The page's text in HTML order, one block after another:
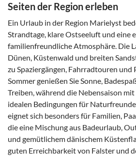
Seiten der Region erleben
Ein Urlaub in der Region Marielyst
Strandtage, klare Ostseeluft und eine
familienfreundliche Atmosphäre. Die
Dünen, Küstenwald und breiten
zu Spaziergängen, Fahrradtouren und
Sommer genießen Sie Sonne,
Treiben, während die Nebensaison
idealen Bedingungen für
eignet sich besonders für Familien,
die eine Mischung aus Badeurlaub,
und gemütlichem dänischem
guten Erreichbarkeit von Falster und